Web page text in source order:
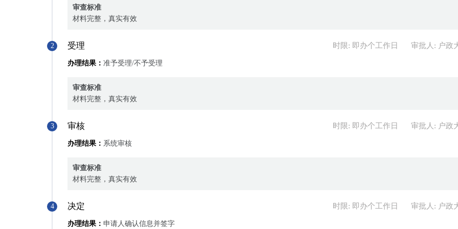
审查标准
材料完整，真实有效
2 受理 时限: 即办个工作日 审批人: 户政
办理结果： 准予受理/不予受理
审查标准
材料完整，真实有效
3 审核 时限: 即办个工作日 审批人: 户政
办理结果： 系统审核
审查标准
材料完整，真实有效
4 决定 时限: 即办个工作日 审批人: 户政
办理结果： 申请人确认信息并签字